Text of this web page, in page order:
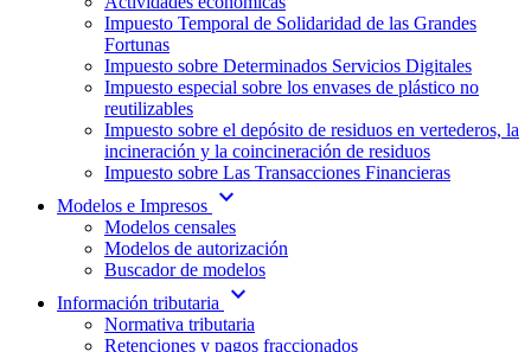
Impuesto Temporal de Solidaridad de las Grandes
Fortunas
Impuesto sobre Determinados Servicios Digitales
Impuesto especial sobre los envases de plástico no
reutilizables
Impuesto sobre el depósito de residuos en vertederos, la
incineración y la coincineración de residuos
Impuesto sobre Las Transacciones Financieras
Modelos e Impresos expand_more
Modelos censales
Modelos de autorización
Buscador de modelos
Información tributaria
expand_more
Normativa tributaria
Retenciones y pagos fraccionados